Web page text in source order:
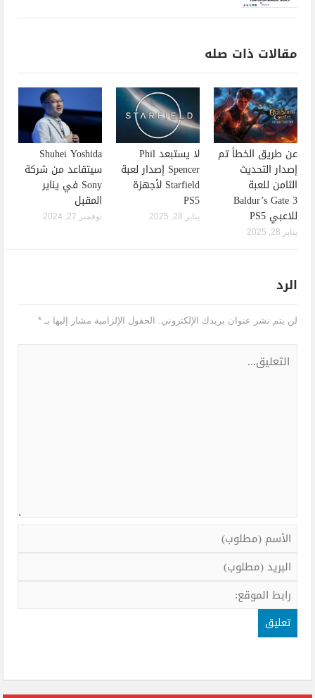
مقالات ذات صله
عن طريق الخطأ تم
إصدار التحديث
الثامن للعبة
Baldur’s Gate 3
للاعبي PS5
يناير 28, 2025
لا يستبعد Phil
Spencer إصدار لعبة
Starfield لأجهزة
PS5
يناير 28, 2025
Shuhei Yoshida
سيتقاعد من شركة
Sony في يناير
المقبل
نوفمبر 27, 2024
الرد
لن يتم نشر عنوان بريدك الإلكتروني. الحقول الإلزامية مشار إليها بـ*